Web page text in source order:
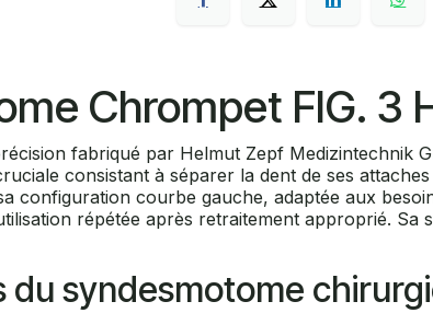
Chrompet FIG. 3
fabriqué par Helmut Zepf Medizintechnik
consistant à séparer la dent de ses
configuration courbe gauche, adaptée aux
répétée après retraitement approprié.
du syndesmotome